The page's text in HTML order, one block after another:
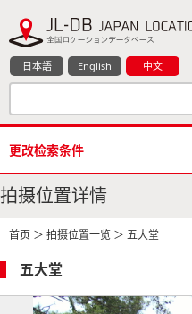
日本語 English 中文
更改检索条件
拍摄位置详情
首页 ＞ 拍摄位置一览 ＞ 五大堂
五大堂